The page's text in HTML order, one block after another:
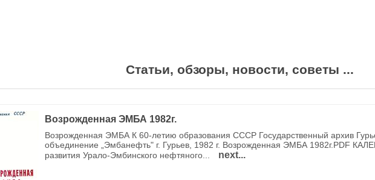
Статьи, обзоры, новости, советы ...
Возрожденная ЭМБА 1982г.
Возрожденная ЭМБА К 60-летию образования СССР Государственный архив
объединение „Эмбанефть" г. Гурьев, 1982 г. Возрожденная ЭМБА 1982г.PDF
развития Урало-Эмбинского нефтяного...
next...